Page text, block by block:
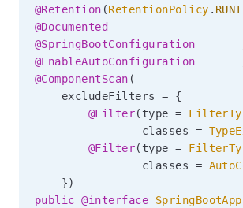
@Retention (RetentionPolicy .
@Documented
@SpringBootConfiguration
@EnableAutoConfiguration
@ComponentScan (
    excludeFilters
=
{
@Filter( type =
                classes
=
@Filter( type =
                classes
=
})
public @interface